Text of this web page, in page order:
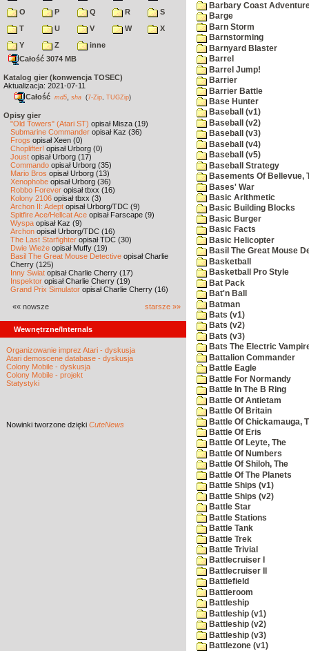
O
P Q R
S
T
U V W
X
Y
Z
inne
Całość 3074 MB
Katalog gier (konwencja TOSEC)
Aktualizacja: 2021-07-11
Całość md5 sha (7-Zip TUGZip)
Opisy gier
"Old Towers" (Atari ST) opisał Misza (19)
Submarine Commander opisał Kaz (36)
Frogs opisał Xeen (0)
Choplifter! opisał Urborg (0)
Joust opisał Urborg (17)
Commando opisał Urborg (35)
Mario Bros opisał Urborg (13)
Xenophobe opisał Urborg (36)
Robbo Forever opisał tbxx (16)
Kolony 2106 opisał tbxx (3)
Archon II: Adept opisał Urborg/TDC (9)
Spitfire Ace/Hellcat Ace opisał Farscape (9)
Wyspa opisał Kaz (9)
Archon opisał Urborg/TDC (16)
The Last Starfighter opisał TDC (30)
Dwie Wieże opisał Muffy (19)
Basil The Great Mouse Detective opisał Charlie
Cherry (125)
Inny Świat opisał Charlie Cherry (17)
Inspektor opisał Charlie Cherry (19)
Grand Prix Simulator opisał Charlie Cherry (16)
«« nowsze starsze »»
Wewnętrzne/Internals
Organizowanie imprez Atari - dyskusja
Atari demoscene database - dyskusja
Colony Mobile - dyskusja
Colony Mobile - projekt
Statystyki
Nowinki tworzone dzięki CuteNews
Barbary Coast
Barge
Barn Storm
Barnstorming
Barnyard Blaster
Barrel
Barrel Jump!
Barrier
Barrier Battle
Base Hunter
Baseball (v1)
Baseball (v2)
Baseball (v3)
Baseball (v4)
Baseball (v5)
Baseball Strategy
Basements Of Bellevue,
Bases' War
Basic Arithmetic
Basic Building Blocks
Basic Burger
Basic Facts
Basic Helicopter
Basil The Great Mouse
Basketball
Basketball Pro Style
Bat Pack
Bat'n Ball
Batman
Bats (v1)
Bats (v2)
Bats (v3)
Bats The Electric
Battalion Commander
Battle Eagle
Battle For Normandy
Battle In The B Ring
Battle Of Antietam
Battle Of Britain
Battle Of Chickamauga,
Battle Of Eris
Battle Of Leyte, The
Battle Of Numbers
Battle Of Shiloh, The
Battle Of The Planets
Battle Ships (v1)
Battle Ships (v2)
Battle Star
Battle Stations
Battle Tank
Battle Trek
Battle Trivial
Battlecruiser I
Battlecruiser II
Battlefield
Battleroom
Battleship
Battleship (v1)
Battleship (v2)
Battleship (v3)
Battlezone (v1)